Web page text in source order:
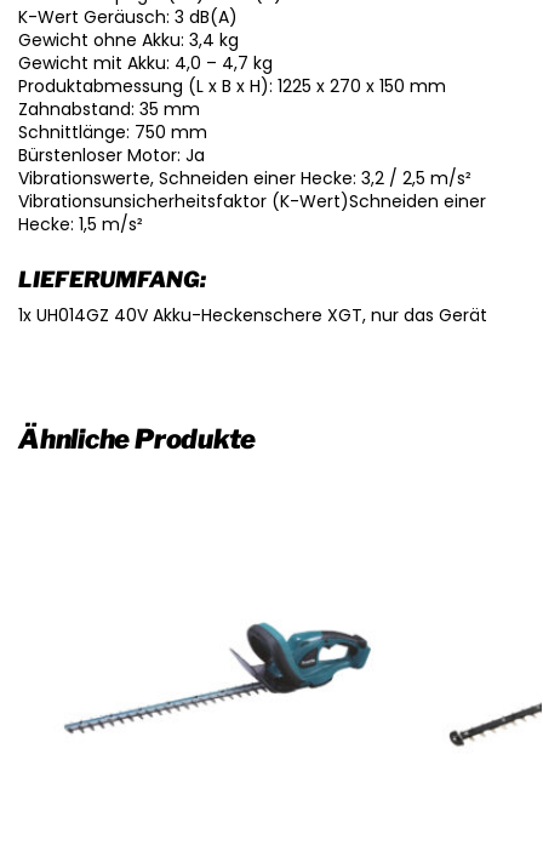
K-Wert Geräusch: 3 dB(A)
Gewicht ohne Akku: 3,4 kg
Gewicht mit Akku: 4,0 – 4,7 kg
Produktabmessung (L x B x H): 1225 x 270 x 150 mm
Zahnabstand: 35 mm
Schnittlänge: 750 mm
Bürstenloser Motor: Ja
Vibrationswerte, Schneiden einer Hecke: 3,2 / 2,5 m/s²
Vibrationsunsicherheitsfaktor (K-Wert)Schneiden einer
Hecke: 1,5 m/s²
LIEFERUMFANG:
1x UH014GZ 40V Akku-Heckenschere XGT, nur das Gerät
Ähnliche Produkte